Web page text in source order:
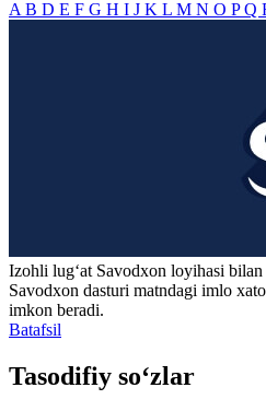
A B D E F G H I J K L M N O PQ
Izohli lugʻat Savodxon loyihasi
Savodxon dasturi matndagi imlo
imkon beradi.
Batafsil
Tasodifiy so‘zlar